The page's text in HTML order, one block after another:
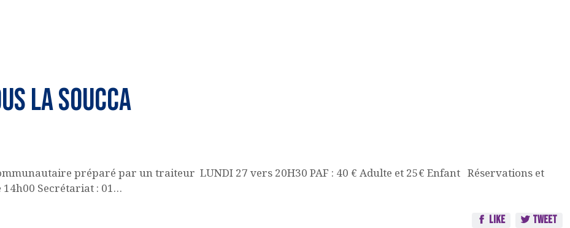
DONS
LA SOUCCA
préparé par un traiteur LUNDI 27 vers 20H30 PAF : 40 € Adulte et 25€ Enfant Réservations et
Secrétariat : 01…
Like Tweet